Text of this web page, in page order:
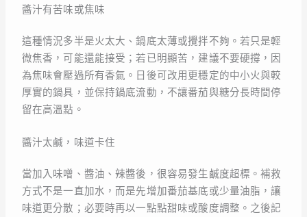
醬汁有苦味或焦味
這種情況多半是火太大、鍋底太薄或攪拌不夠。若只是輕
微焦香，可能還能接受；若已明顯苦，建議不要硬撐，因
為焦味會壓過所有香氣。日後可改用更穩定的中小火與較
厚實的鍋具，並保持鍋底流動，不讓番茄與糖分長時間停
留在高溫點。
醬汁太鹹，味道卡住
當加入味噌、醬油、辣醬後，很容易發生鹹度超標。補救
方式不是一直加水，而是先增加番茄基底或少量油脂，讓
味道更分散；必要時再以一點點甜味或酸度調整。之後記